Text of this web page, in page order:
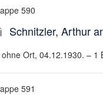
590
Schnitzler, Arthur
ohne Ort, 04.12.1930. – 1
591